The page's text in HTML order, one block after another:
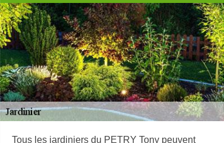
Tous les jardiniers du PETRY Tony peuvent